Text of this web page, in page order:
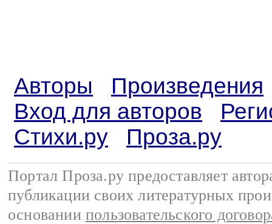
Авторы
Произведения
Вход для авторов
Стихи.ру
Проза.ру
Портал Проза.ру предоставляет
публикации своих литературных
основании пользовательского